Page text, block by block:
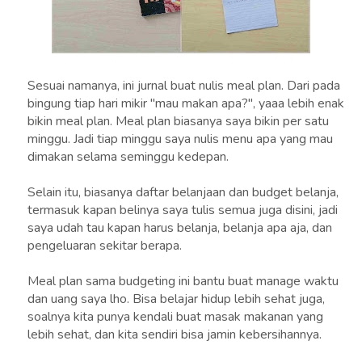
Sesuai namanya, ini jurnal buat nulis meal plan. Dari pada
bingung tiap hari mikir "mau makan apa?", yaaa lebih enak
bikin meal plan. Meal plan biasanya saya bikin per satu
minggu. Jadi tiap minggu saya nulis menu apa yang mau
dimakan selama seminggu kedepan.
Selain itu, biasanya daftar belanjaan dan budget belanja,
termasuk kapan belinya saya tulis semua juga disini, jadi
saya udah tau kapan harus belanja, belanja apa aja, dan
pengeluaran sekitar berapa.
Meal plan sama budgeting ini bantu buat manage waktu
dan uang saya lho. Bisa belajar hidup lebih sehat juga,
soalnya kita punya kendali buat masak makanan yang
lebih sehat, dan kita sendiri bisa jamin kebersihannya.